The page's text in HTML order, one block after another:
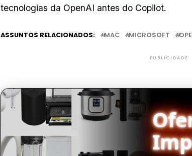
tecnologias da OpenAI antes do Copilot.
ASSUNTOS RELACIONADOS: MAC MICROSOFT
PUBLICIDADE